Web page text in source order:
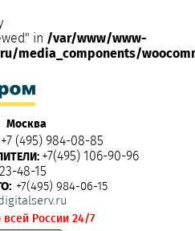
in /var/www/www-
media_components/
Москва
+7 (495) 984-08-85
+7(495) 106-90-96
48-15
+7(495) 984-06-15
всей России 24/7